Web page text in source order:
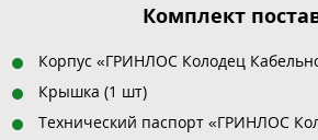
Комплект
Корпус «ГРИНЛОС Колодец
Крышка (1 шт)
Технический паспорт «ГРИНЛОС